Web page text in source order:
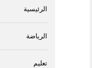
الرئيسية
الرياضة
تعليم